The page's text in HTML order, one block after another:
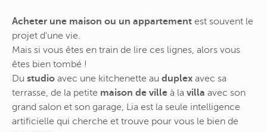
Acheter une maison ou un appartement est souvent le
projet d'une vie.
Mais si vous êtes en train de lire ces lignes, alors vous
êtes bien tombé !
Du studio avec une kitchenette au duplex avec sa
terrasse, de la petite maison de ville à la villa avec son
grand salon et son garage, Lia est la seule intelligence
artificielle qui cherche et trouve pour vous le bien de